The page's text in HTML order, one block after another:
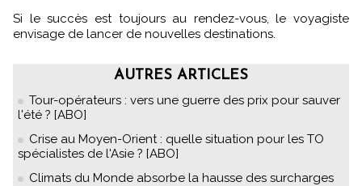
Si le succès est toujours au rendez-vous, le voyagiste
envisage de lancer de nouvelles destinations.
AUTRES ARTICLES
Tour-opérateurs : vers une guerre des prix pour sauver
l'été ? [ABO]
Crise au Moyen-Orient : quelle situation pour les TO
spécialistes de l'Asie ? [ABO]
Climats du Monde absorbe la hausse des surcharges